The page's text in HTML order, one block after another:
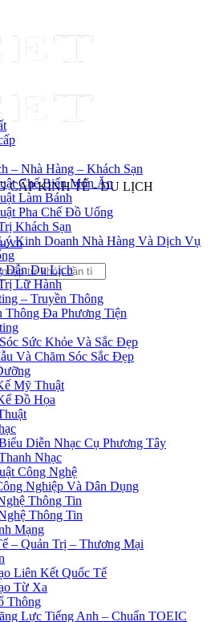
CẤP KINH TẾ - DU LỊCH
– Nhà Hàng – Khách Sạn
Chế Biến Món Ăn
Làm Bánh
Pha Chế Đồ Uống
Khách Sạn
Kinh Doanh Nhà Hàng Và Dịch Vụ
Dẫn Du Lịch
Lữ Hành
– Truyền Thông
Thông Đa Phương Tiện
Sức Khỏe Và Sắc Đẹp
Và Chăm Sóc Sắc Đẹp
Mỹ Thuật
Đồ Họa
Diễn Nhạc Cụ Phương Tây
Nhạc
Công Nghệ
Nghiệp Và Dân Dụng
Thông Tin
Thông Tin
Mạng
– Quản Trị – Thương Mại
Liên Kết Quốc Tế
Từ Xa
Thông
Lực Tiếng Anh – Chuẩn TOEIC